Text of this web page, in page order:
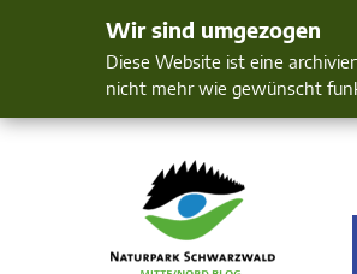
Wir sind umgezogen
Diese Website ist eine
nicht mehr wie gewünscht